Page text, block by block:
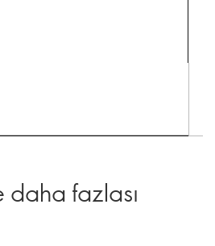
daha fazlası